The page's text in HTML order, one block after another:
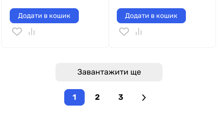
Додати в кошик Додати в кошик
Завантажити ще
1 2 3